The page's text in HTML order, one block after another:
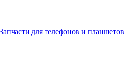
Запчасти для телефонов и планшетов